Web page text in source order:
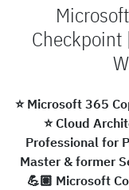
Checkpoint
⭐️ Microsoft 365
⭐️ Cloud
Professional for
Master & former
💪🏽 Microsoft